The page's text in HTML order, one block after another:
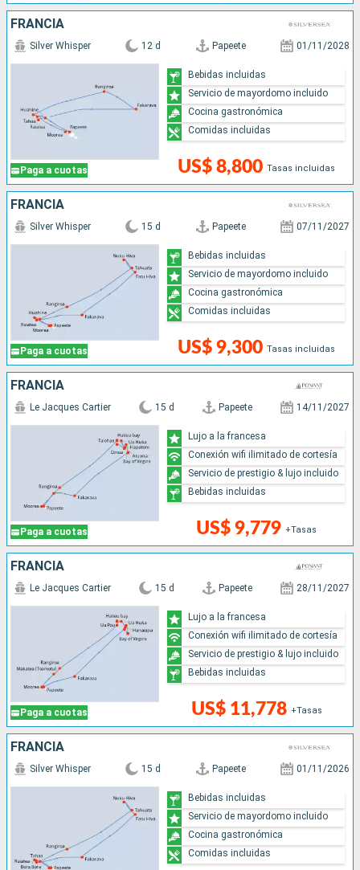
FRANCIA
Paga a cuotas
Silver Whisper 12 d Papeete 01/11/2028
US$ 8,800 Tasas incluidas
Bebidas incluidas
Servicio de mayordomo incluido
Cocina gastronómica
Comidas incluidas
FRANCIA
Paga a cuotas
Silver Whisper 15 d Papeete 07/11/2027
US$ 9,300 Tasas incluidas
Bebidas incluidas
Servicio de mayordomo incluido
Cocina gastronómica
Comidas incluidas
FRANCIA
Paga a cuotas
Le Jacques Cartier 15 d Papeete 14/11/2027
US$ 9,779 +Tasas
Lujo a la francesa
Conexión wifi ilimitado de cortesía
Servicio de prestigio & lujo incluido
Bebidas incluidas
FRANCIA
Paga a cuotas
Le Jacques Cartier 15 d Papeete 28/11/2027
US$ 11,778 +Tasas
Lujo a la francesa
Conexión wifi ilimitado de cortesía
Servicio de prestigio & lujo incluido
Bebidas incluidas
FRANCIA
Silver Whisper 15 d Papeete 01/11/2026
Bebidas incluidas
Servicio de mayordomo incluido
Cocina gastronómica
Comidas incluidas